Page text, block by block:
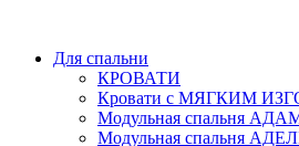
Для спальни
КРОВАТИ
Кровати с МЯГКИМ
Модульная спальня
Модульная спальня